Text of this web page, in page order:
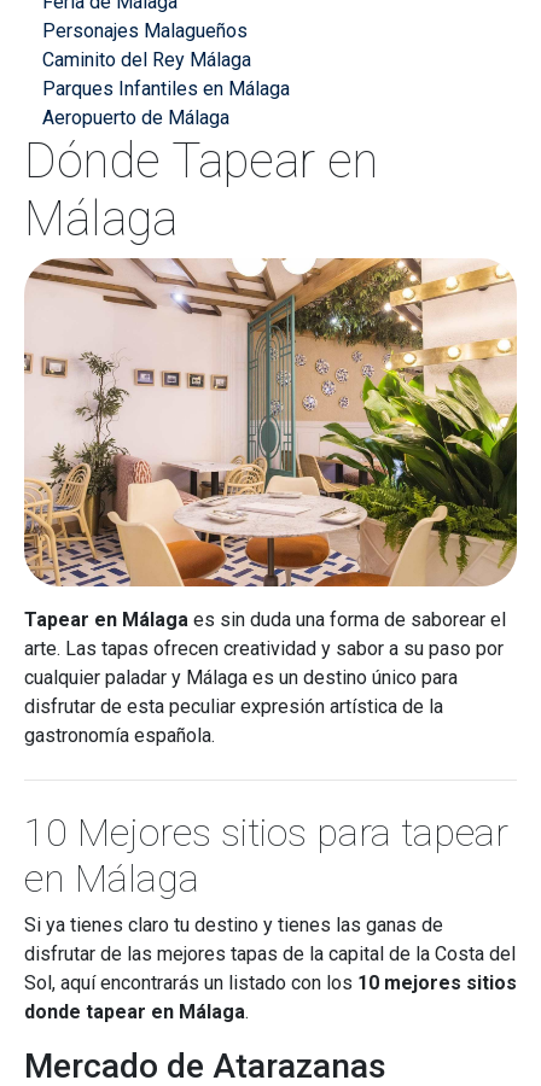
Personajes Malagueños
Caminito del Rey Málaga
Parques Infantiles en Málaga
Aeropuerto de Málaga
Dónde Tapear en
Málaga
Tapear en Málaga es sin duda una forma de saborear el
arte. Las tapas ofrecen creatividad y sabor a su paso por
cualquier paladar y Málaga es un destino único para
disfrutar de esta peculiar expresión artística de la
gastronomía española.
10 Mejores sitios para tapear
en Málaga
Si ya tienes claro tu destino y tienes las ganas de
disfrutar de las mejores tapas de la capital de la Costa del
Sol, aquí encontrarás un listado con los 10 mejores sitios
donde tapear en Málaga.
Mercado de Atarazanas